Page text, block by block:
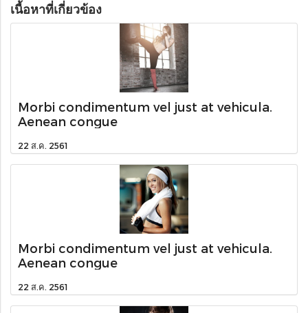
เนื้อหาที่เกี่ยวข้อง
Morbi condimentum vel just at vehicula.
Aenean congue
22 ส.ค. 2561
Morbi condimentum vel just at vehicula.
Aenean congue
22 ส.ค. 2561